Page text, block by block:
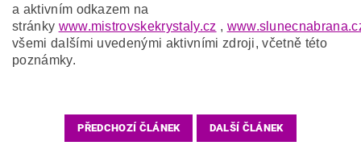
a aktivním odkazem na
stránky www.mistrovskekrystaly.cz ,
všemi dalšími uvedenými aktivními zdroji, včetně této
poznámky.
PŘEDCHOZÍ ČLÁNEK DALŠÍ ČLÁNEK